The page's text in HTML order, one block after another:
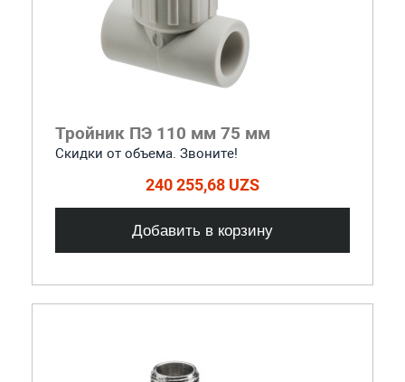
Тройник ПЭ 110 мм 75 мм
Скидки от объема. Звоните!
240 255,68 UZS
Добавить в корзину